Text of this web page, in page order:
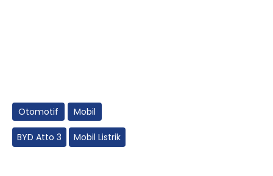
Otomotif Mobil
BYD Atto 3 Mobil Listrik